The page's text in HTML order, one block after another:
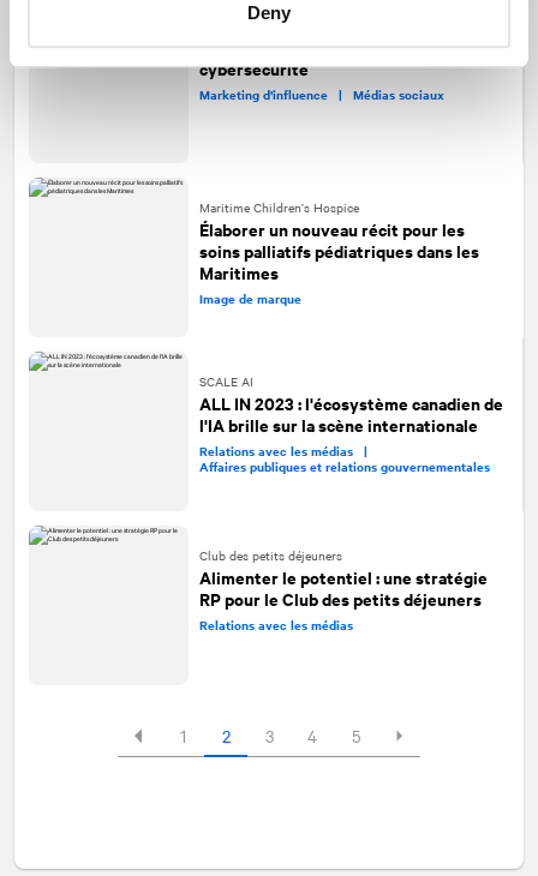
Deny
Le pouvoir de l'influence : Protection
numérique de TELUS sensibilise à la
cybersécurité
Marketing d’influence | Médias sociaux
Maritime Children’s Hospice
Élaborer un nouveau récit pour les
soins palliatifs pédiatriques dans les
Maritimes
Image de marque
SCALE AI
ALL IN 2023 : l'écosystème canadien de
l'IA brille sur la scène internationale
Relations avec les médias |
Affaires publiques et relations gouvernementales
Club des petits déjeuners
Alimenter le potentiel : une stratégie
RP pour le Club des petits déjeuners
Relations avec les médias
1 2 3 4 5